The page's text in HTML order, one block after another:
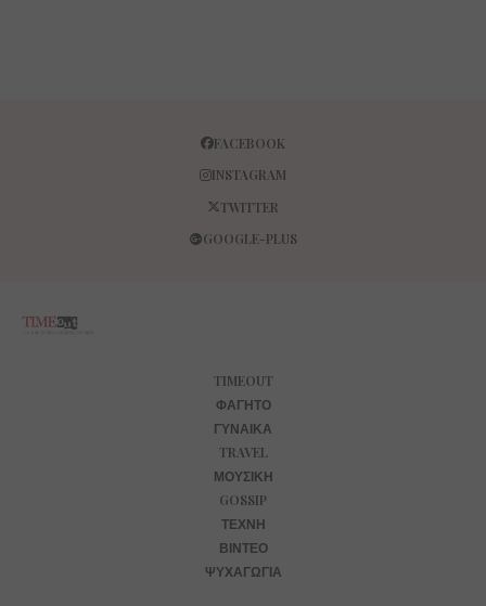
FACEBOOK
INSTAGRAM
TWITTER
GOOGLE-PLUS
TIMEOUT
ΦΑΓΗΤΌ
ΓΥΝΑΊΚΑ
TRAVEL
ΜΟΥΣΙΚΉ
GOSSIP
ΤΈΧΝΗ
ΒΊΝΤΕΟ
ΨΥΧΑΓΩΓΊΑ